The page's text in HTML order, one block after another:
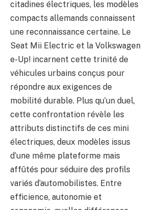
citadines électriques, les modèles
compacts allemands connaissent
une reconnaissance certaine. Le
Seat Mii Electric et la Volkswagen
e-Up! incarnent cette trinité de
véhicules urbains conçus pour
répondre aux exigences de
mobilité durable. Plus qu’un duel,
cette confrontation révèle les
attributs distinctifs de ces mini
électriques, deux modèles issus
d’une même plateforme mais
affûtés pour séduire des profils
variés d’automobilistes. Entre
efficience, autonomie et